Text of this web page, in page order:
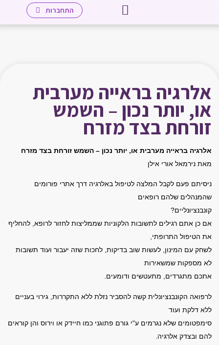
התחברות
אלרגיה בראייה מערבית
או, יותר נכון – השמש
זורחת בצד מזרח
אלרגיה בראייה מערבית או, יותר נכון – השמש זורחת בצד מזרח
מאת נירמאל אורי אילן
ניסיתם פעם לקבל המלצה לטיפול באלרגיה דרך אתרי פורומים
שהמנהלים שלהם רופאים
קונבנציונליים?
אם כן אתם רגילים לתשובות הלקוניות שממליצות לחזור לרופא, להחליף
את הטיפול התרופתי,
לשחק עם המינון, לעשות שוב בדיקות, לחכות שזה יעבור ועוד תשובות
לא מספקות שמשאירות
אתכם מתגרדים, מתעטשים ודומעים.
לרפואה הקונבנציונלית קשה להסביר נזלת ללא התקררות, גירוי בעניים
ללא דלקת ועוד
סימפטומים שלא נגרמים ע"י גורם פתוגני כמו חיידק או וירוס והן קוראים
להם ובצדק אלרגיה.